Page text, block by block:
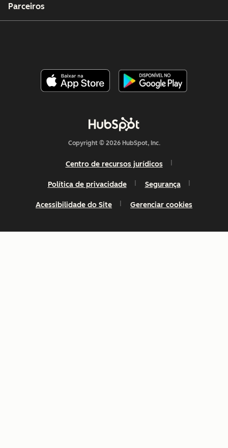
Parceiros
Copyright © 2026 HubSpot, Inc.
Centro de recursos jurídicos
Política de privacidade Segurança
Acessibilidade do Site Gerenciar cookies